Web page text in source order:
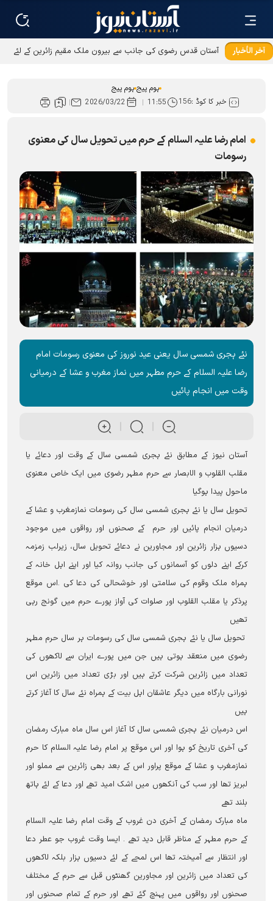
آخر الأخبار
آستان قدس رضوی کی جانب سے بیرون ملک مقیم زائرین کے لئے
ہوم پیج ہوم پیج
خبر کا کوڈ :156
11:55
2026/03/22
امام رضا علیہ السلام کے حرم میں تحویل سال کی معنوی
رسومات
نئے ہجری شمسی سال یعنی عید نوروز کی معنوی رسومات امام
رضا علیہ السلام کے حرم مطہر میں نماز مغرب و عشا کے درمیانی
وقت میں انجام پائيں
آستان نیوز کے مطابق نئے ہجری شمسی سال کے وقت اور دعائے یا
مقلب القلوب و الابصار سے حرم مطہر رضوی میں ایک خاص معنوی
ماحول پیدا ہوگیا
تحویل سال یا نئے ہجری شمسی سال کی رسومات نمازمغرب و عشا کے
درمیان انجام پائيں اور حرم کے صحنوں اور رواقوں میں موجود
دسیوں ہزار زائرین اور مجاورین نے دعائے تحویل سال، زیرلب زمزمہ
کرکے اپنے دلوں کو آسمانوں کی جانب روانہ کیا اور اپنے اہل خانہ کے
ہمراہ ملک وقوم کی سلامتی اور خوشحالی کی دعا کی ۔اس موقع
پرذکر یا مقلب القلوب اور صلوات کی آواز پورے حرم میں گونج رہی
تھیں
تحویل سال یا نئے ہجری شمسی سال کی رسومات ہر سال حرم مطہر
رضوی میں منعقد ہوتی ہیں جن میں پورے ایران سے لاکھوں کی
تعداد میں زائرین شرکت کرتے ہیں اور بڑی تعداد میں زائرین اس
نورانی بارگاہ میں دیگر عاشقان اہل بیت کے ہمراہ نئے سال کا آغاز کرتے
ہیں
اس درمیان نئے ہجری شمسی سال کا آغاز اس سال ماہ مبارک رمضان
کی آخری تاریخ کو ہوا اور اس موقع پر امام رضا علیہ السلام کا حرم
نمازمغرب و عشا کے موقع پراور اس کے بعد بھی زائرین سے مملو اور
لبریز تھا اور سب کی آنکھوں میں اشک امید تھے اور دعا کے لئے ہاتھ
بلند تھے
ماہ مبارک رمضان کے آخری دن غروب کے وقت امام رضا علیہ السلام
کے حرم مطہر کے مناظر قابل دید تھے ۔ ایسا وقت غروب جو عطر دعا
اور انتظار سے آمیختہ تھا اس لمحے کے لئے دسیوں ہزار بلکہ لاکھوں
کی تعداد میں زائرین اور مجاورین گھنٹوں قبل سے حرم کے مختلف
صحنوں اور رواقوں میں پہنچ گئے تھے اور حرم کے تمام صحنوں اور